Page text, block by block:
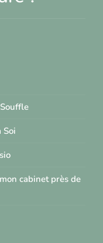
Soi
cabinet près de